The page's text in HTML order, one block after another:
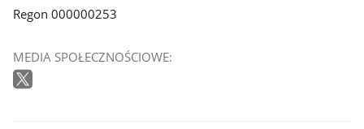
Regon 000000253
MEDIA SPOŁECZNOŚCIOWE: